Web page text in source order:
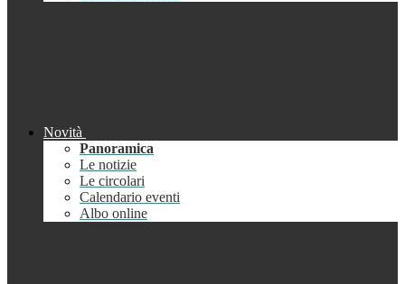
Novità
Panoramica
Le notizie
Le circolari
Calendario eventi
Albo online